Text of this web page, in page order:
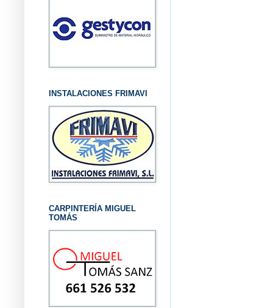
INSTALACIONES FRIMAVI
CARPINTERÍA MIGUEL
TOMÁS